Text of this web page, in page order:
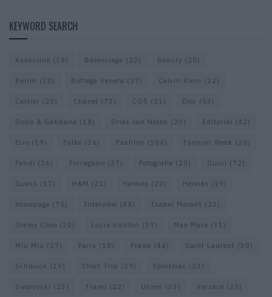
KEYWORD SEARCH
Assouline (18) Balenciaga (22) Beauty (20)
Berlin (30) Bottega Veneta (27) Calvin Klein (22)
Cartier (25) Chanel (73) COS (21) Dior (53)
Dolce & Gabbana (18) Dries van Noten (20) Editorial (42)
Etro (19) Falke (36) Fashion (104) Fashion Week (20)
Fendi (26) Ferragamo (27) Fotografie (20) Gucci (72)
Guess (17) H&M (21) Hermes (20) Hermès (19)
homepage (70) Interview (84) Isabel Marant (23)
Jimmy Choo (20) Louis Vuitton (59) Max Mara (31)
Miu Miu (27) Paris (18) Prada (44) Saint Laurent (30)
Schmuck (19) Short Trip (29) Sportmax (23)
Swarovski (23) Travel (22) Uhren (33) Versace (25)